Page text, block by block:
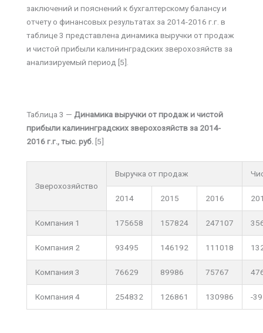
заключений и пояснений к бухгалтерскому балансу и
отчету о финансовых результатах за 2014-2016 г.г. в
таблице 3 представлена динамика выручки от продаж
и чистой прибыли калининградских зверохозяйств за
анализируемый период [5].
Таблица 3 — Динамика выручки от продаж и чистой
прибыли калининградских зверохозяйств за 2014-
2016 г.г., тыс. руб. [5]
Зверохозяйство
Выручка от продаж
2014 2015 2016
Компания 1 175658 157824 247107
Компания 2 93495 146192 111018
Компания 3 76629 89986 75767
Компания 4 254832 126861 130986 -